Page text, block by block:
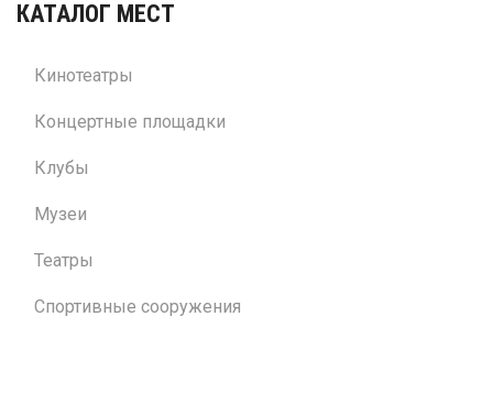
КАТАЛОГ МЕСТ
Кинотеатры
Концертные площадки
Клубы
Музеи
Театры
Спортивные сооружения